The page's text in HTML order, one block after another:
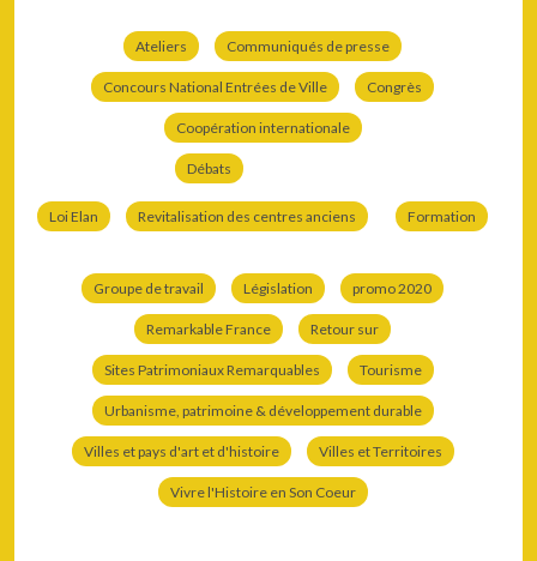
Ateliers Communiqués de presse
Concours National Entrées de Ville Congrès
Coopération internationale
Débats
Loi Elan Revitalisation des centres anciens Formation
Groupe de travail Législation promo 2020
Remarkable France Retour sur
Sites Patrimoniaux Remarquables Tourisme
Urbanisme, patrimoine & développement durable
Villes et pays d'art et d'histoire Villes et Territoires
Vivre l'Histoire en Son Coeur